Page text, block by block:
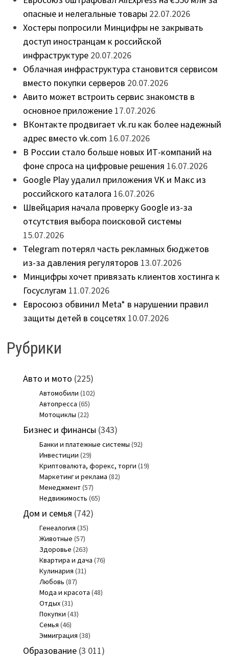
опасные и нелегальные товары 22.07.2026
Хостеры попросили Минцифры не закрывать
доступ иностранцам к российской
инфраструктуре 20.07.2026
Облачная инфраструктура становится сервисом
вместо покупки серверов 20.07.2026
Авито может встроить сервис знакомств в
основное приложение 17.07.2026
ВКонтакте продвигает vk.ru как более надежный
адрес вместо vk.com 16.07.2026
В России стало больше новых ИТ-компаний на
фоне спроса на цифровые решения 16.07.2026
Google Play удалил приложения VK и Макс из
российского каталога 16.07.2026
Швейцария начала проверку Google из-за
отсутствия выбора поисковой системы
15.07.2026
Telegram потерял часть рекламных бюджетов
из-за давления регуляторов 13.07.2026
Минцифры хочет привязать клиентов хостинга к
Госуслугам 11.07.2026
Евросоюз обвинил Meta* в нарушении правил
защиты детей в соцсетях 10.07.2026
Рубрики
Авто и мото (225)
Автомобили (102)
Автопресса (65)
Мотоциклы (22)
Бизнес и финансы (343)
Банки и платежные системы (92)
Инвестиции (29)
Криптовалюта, форекс, торги (19)
Маркетинг и реклама (82)
Менеджмент(57)
Недвижимость (65)
Дом и семья (742)
Генеалогия (35)
Животные (57)
Здоровье (263)
Квартира и дача (76)
Кулинария (31)
Любовь (87)
Мода и красота (48)
Отдых(31)
Покупки (43)
Семья (46)
Эммиграция (38)
Образование(3 011)